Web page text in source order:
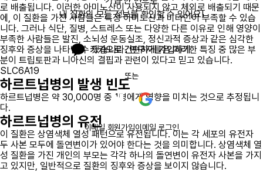
로 배출됩니다. 이러한 아미노산이 사용되지 않고 체외로 배출되기 때문
에, 이 질환을 가진 사람들은 특정 아미노산과 비타민이 부족할 수 있습
니다. 그러나 식단, 질병, 스트레스 또는 다양한 다른 이유로 인해 영양이
부족한 사람들은 발진, 소뇌성 운동실조, 정신과적 증상과 같은 심각한
징후와 증상을 나타낼 수 있습니다. 연구자들은 이러한 특징 중 많은 부
분이 트립토판과 니아신의 결핍과 관련이 있다고 믿고 있습니다.
SLC6A19
하르트넙병의 발생 빈도
하르트넙병은 약 30,000명 중 1명에게 영향을 미치는 것으로 추정됩니
다.
하르트넙병의 유전
이 질환은 상염색체 열성 패턴으로 유전됩니다. 이는 각 세포의 유전자
두 사본 모두에 돌연변이가 있어야 한다는 것을 의미합니다. 상염색체 열
성 질환을 가진 개인의 부모는 각각 하나의 돌연변이 유전자 사본을 가지
고 있지만, 일반적으로 질환의 징후와 증상을 보이지 않습니다.
내 질환의 모든 정보를 확인할 수 있어요!
카카오로 간편하게 가입하기
또는
이메일 회원가입이메일 로그인